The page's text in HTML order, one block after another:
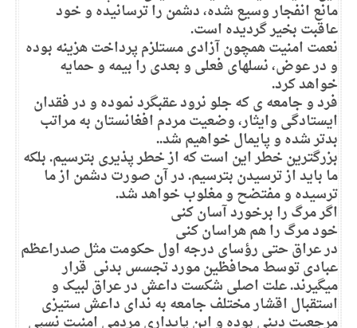
مانع انفجار وسیع شده، دشمن را ترسانیده و خود
عاقبت بخیر گردیده است.
نعمت امنیت همچون آزادی مستلزم پرداخت هزینه بوده
و در عوض، نسلهای فعلی و بعدی را بیمه و حمایه
خواهد کرد.
فرد و جامعه ی که جلو نرود عقبگرد نموده و در فقدان
ایستادگی وایثار، وضعیت مردم افغانستان به مراتب
بدتر شده و پایمال خواهیم شد..
بزرگترین خطر این است که از خطر پذیری بترسیم. بلکه
ما باید از ترسیدن بترسیم. در آن صورت دشمن از ما
ترسیده و مفتضح و مغلوب خواهد شد.
اگر مرگ را برخورد آسان کنی
خود مرگ را هم هراسان کنی
در عراق حتی رؤسای درجه اول حکومت مثل صدراعظم
عبادی توسط محافظین مورد تجسس بدنی قرار
میگیرند. علت اصلی شکست داعش در عراق لبیک و
استقبال اقشار مختلف جامعه به ندای داعش ستیزی